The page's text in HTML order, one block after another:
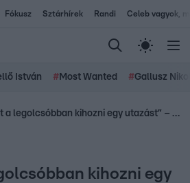
Fókusz Sztárhírek Randi Celeb vagyok,
István # Most Wanted #Gallusz
„Így lehet a legolcsóbban kihozni egy utazást” – rengeteget spórolhat, és még világot is láthat az, aki bevállalja, hogy egy idegen házára vigyáz
kihozni egy